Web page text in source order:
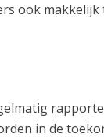
ook
in de